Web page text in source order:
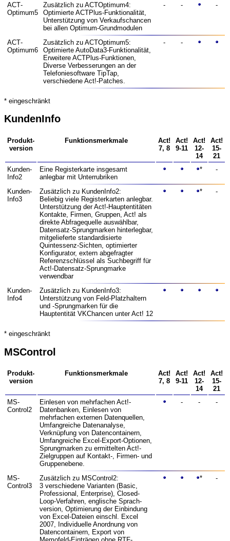
ACT­
Optimum5
Zusätzlich zu ACTOptimum4:
Optimierte ACTPlus-Funktionalität,
Unterstützung von Verkaufs­chancen
bei allen Optimum-Grund­modulen
- - -
ACT­
Optimum6
Zusätzlich zu ACTOptimum5:
Optimierte AutoData3-Funktionalität,
Erweitere ACTPlus-Funktionen,
Diverse Verbesserungen an der
Telefonie­software TipTap,
verschiedene Act!-Patches.
- -
* eingeschränkt
KundenInfo
Produkt­
version
Funktions­merkmale
Act!
7, 8
Act!
9-11
Act!
12-
14
Act!
15-
21
Kunden­
Info2
Eine Register­karte insgesamt
anlegbar mit Unter­rubriken
* -
Kunden­
Info3
Zusätzlich zu KundenInfo2:
Beliebig viele Register­karten anlegbar.
Unterstützung der Act!-Haupt­entitäten
Kontakte, Firmen, Gruppen, Act! als
direkte Abfragequelle auswählbar,
Datensatz-Sprung­marken hinterlegbar,
mit­gelieferte standardisierte
Quintessenz-Sichten, optimierter
Konfigurator, extern abgefragter
Referenz­schlüssel als Suchbegriff für
Act!-Datensatz-Sprung­marke
verwendbar
* -
Kunden­
Info4
Zusätzlich zu KundenInfo3:
Unter­stützung von Feld-Platz­haltern
und -Sprungmarken für die
Hauptentität VK­Chancen unter Act! 12
* eingeschränkt
MSControl
Produkt­
version
Funktions­merkmale
Act!
7, 8
Act!
9-11
Act!
12-
14
Act!
15-
21
MS­
Control2
Einlesen von mehrfachen Act!-
Datenbanken, Einlesen von
mehrfachen externen Datenquellen,
Umfangreiche Datenanalyse,
Verknüpfung von Datencontainern,
Umfangreiche Excel-Export-Optionen,
Sprungmarken zu ermittelten Act!-
Zielgruppen auf Kontakt-, Firmen- und
Gruppenebene.
- - -
MS­
Control3
Zusätzlich zu MSControl2:
3 verschiedene Varianten (Basic,
Professional, Enterprise), Closed-
Loop-Verfahren, englische Sprach­
version, Optimierung der Einbindung
von Excel-Dateien einschl. Excel
2007, Individuelle Anordnung von
Daten­containern, Export von
* -